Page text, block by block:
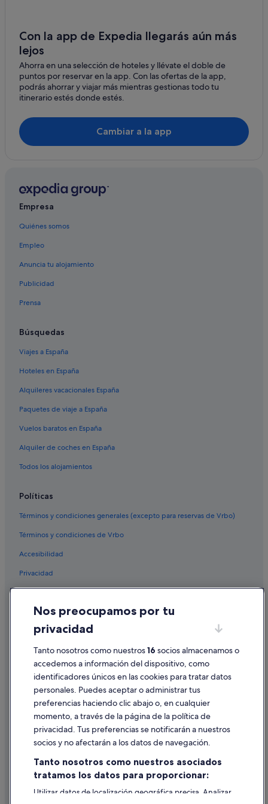
S'estanyol de Migjorn hoteles
Palma de Mallorca hoteles
Villas en Cala Pi
Apartamentos en L'Estanyol
Casas privadas de vacaciones en Cala Pi
Bahia Principe hoteles en Cala Pi
Hoteles con todo incluido en Cala Pi
Apartoteles en Cala Pi
Cala Pi hoteles
Casas rurales en S'Estanyol de Migjorn
Apartamentos en Sa Ràpita
Con la app de Expedia llegarás aún más
lejos
Ahorra en una selección de hoteles y llévate el doble de
puntos por reservar en la app. Con las ofertas de la app,
podrás ahorrar y viajar más mientras gestionas todo tu
itinerario estés donde estés.
Cambiar a la app
Empresa
Quiénes somos
Empleo
Anuncia tu alojamiento
Publicidad
Prensa
Búsquedas
Viajes a España
Hoteles en España
Alquileres vacacionales España
Paquetes de viaje a España
Vuelos baratos en España
Alquiler de coches en España
Todos los alojamientos
Políticas
Términos y condiciones generales (excepto para reservas de Vrbo)
Términos y condiciones de Vrbo
Accesibilidad
Privacidad
Cookies
Condiciones de uso
Información legal/contacto
Pautas sobre el contenido y cómo denunciar contenido
Ayuda
Cancelar un vuelo
Cancelar una reserva de hotel o de un alquiler vacacional
Utilizar un cupón de Expedia
Documentos para viajes internacionales
Nos preocupamos por tu
privacidad
Tanto nosotros como nuestros16 socios almacenamos o
accedemos a información del dispositivo, como
identificadores únicos en las cookies para tratar datos
personales. Puedes aceptar o administrar tus
preferencias haciendo clic abajo o, en cualquier
momento, a través de la página de la política de
privacidad. Tus preferencias se notificarán a nuestros
socios y no afectarán a los datos de navegación.
Tanto nosotros como nuestros asociados
tratamos los datos para proporcionar:
Utilizar datos de localización geográfica precisa. Analizar